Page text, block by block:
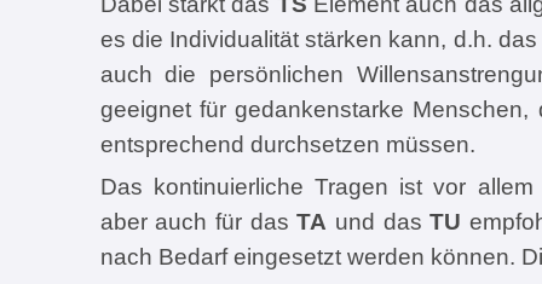
es die Individualität stärken kann, d.h.
auch die persönlichen
geeignet für gedankenstarke
entsprechend durchsetzen müssen.
Das kontinuierliche Tragen ist vor
aber auch für dasTA und dasTU
nach Bedarf eingesetzt werden können.